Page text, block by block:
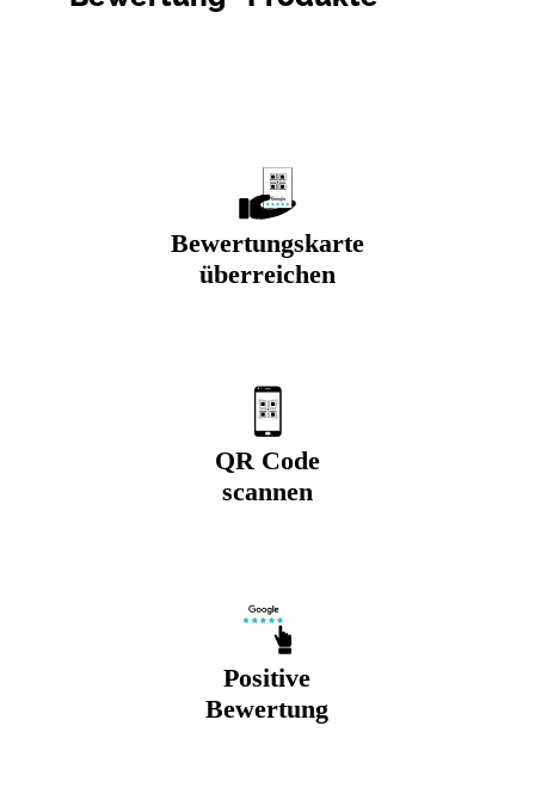
Bewertungskarte
überreichen
QR Code
scannen
Positive
Bewertung